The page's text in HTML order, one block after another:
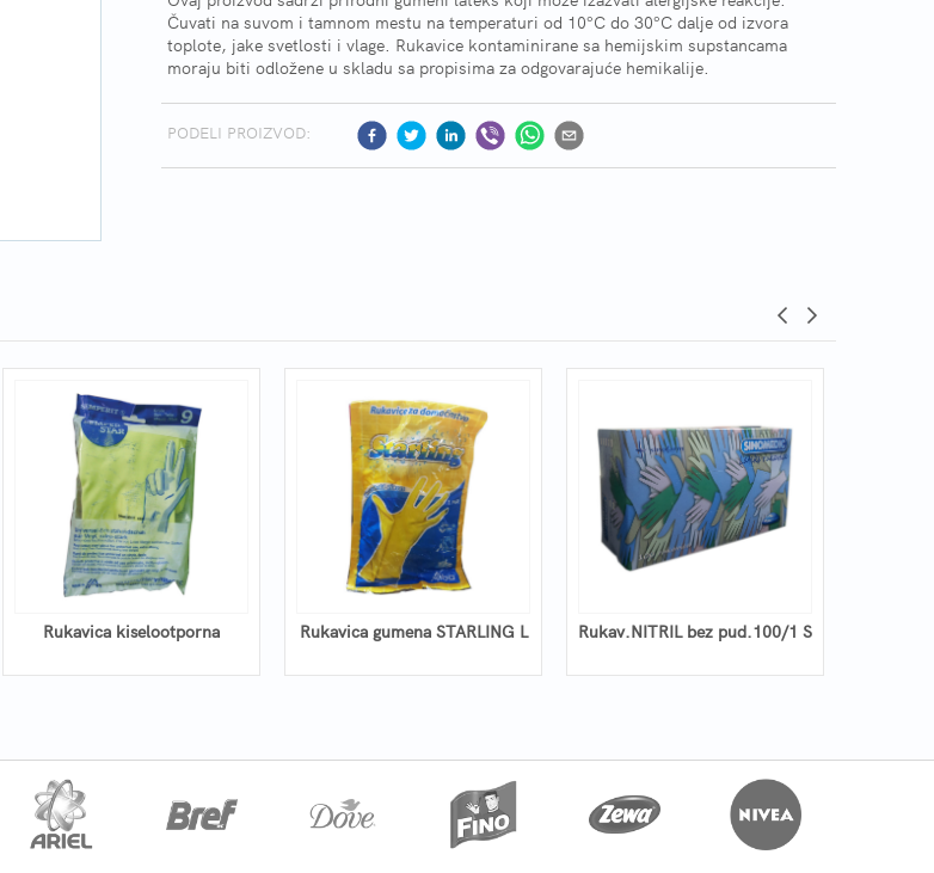
Čuvati na suvom i tamnom mestu na temperaturi od 10°C do 30°C dalje od izvora
toplote, jake svetlosti i vlage. Rukavice kontaminirane sa hemijskim supstancama
moraju biti odložene u skladu sa propisima za odgovarajuće hemikalije.
PODELI PROIZVOD:
Rukavica kiselootporna Rukavica gumena STARLING L Rukav.NITRIL bez pud.100/1 S